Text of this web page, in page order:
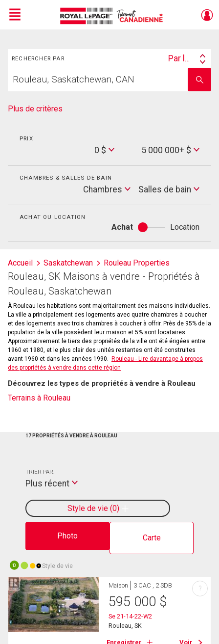
Menu
RECHERCHER PAR
Search
Par lieu
votre
nom
Plus de critères
PRIX
0 $
Max
Price
5 000 000+ $
CHAMBRES & SALLES DE BAIN
Chambres
Salles
de
Salles de bain
ACHAT OU LOCATION
Achat
Achat
ou
Location
Accueil Saskatchewan Rouleau Properties
Rouleau, SK Maisons à vendre - Propriétés à
Rouleau, Saskatchewan
À Rouleau les habitations sont majoritairement des maisons individuelles.
La ville a principalement des logements avec quatre chambres à coucher
et des logements avec trois chambres à coucher à offrir. Près de 95% de la
population de la ville possèdent leur maison et 5% sont locataires.
Approximativement le tiers des propriétés de la ville ont été érigées entre
1960 et 1980, et le plus clair des unités restantes ont été construites
avant 1960 et dans les années 1990.
Rouleau - Lire davantage à propos
des propriétés à vendre dans cette région
Découvrez les types de propriétés à vendre à Rouleau
Terrains à Rouleau
17 PROPRIÉTÉS À VENDRE À ROULEAU
Photo Carte
Style de vie 0
TRIER PAR:
Plus récent
10 Style de vie
Maison 3 CAC , 2 SDB
595 000 $
Se 21-14-22-W2
Rouleau, SK
Enregistrer Voir
?